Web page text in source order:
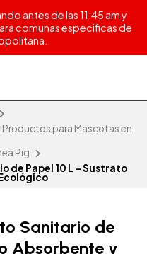
antes de las 11:45 am y
comunas especificas de
para Mascotas en
Pig
de Papel 10 L – Sustrato
Sanitario de
Absorbente y